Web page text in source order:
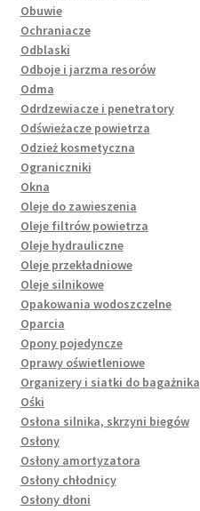
Obuwie
Ochraniacze
Odblaski
Odboje i jarzma resorów
Odma
Odrdzewiacze i penetratory
Odświeżacze powietrza
Odzież kosmetyczna
Ograniczniki
Okna
Oleje do zawieszenia
Oleje filtrów powietrza
Oleje hydrauliczne
Oleje przekładniowe
Oleje silnikowe
Opakowania wodoszczelne
Oparcia
Opony pojedyncze
Oprawy oświetleniowe
Organizery i siatki do bagażnika
Ośki
Osłona silnika, skrzyni biegów
Osłony
Osłony amortyzatora
Osłony chłodnicy
Osłony dłoni